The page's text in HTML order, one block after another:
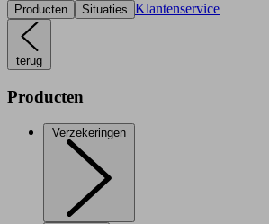
Producten
Situaties Klantenservice
terug
Producten
Verzekeringen